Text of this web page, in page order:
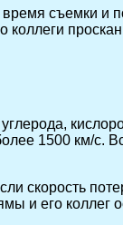
съемки и
1500 км/с.
скорость
и его коллег